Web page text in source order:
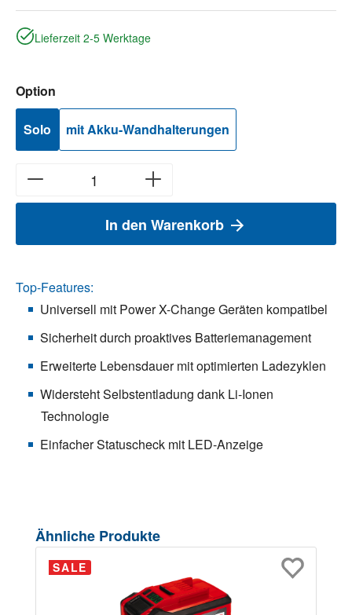
Lieferzeit 2-5 Werktage
Option
Solo mit Akku-Wandhalterungen
In den Warenkorb
Top-Features:
Universell mit Power X-Change Geräten kompatibel
Sicherheit durch proaktives Batteriemanagement
Erweiterte Lebensdauer mit optimierten Ladezyklen
Widersteht Selbstentladung dank Li-Ionen
Technologie
Einfacher Statuscheck mit LED-Anzeige
Produktgalerie überspringen
Ähnliche Produkte
SALE